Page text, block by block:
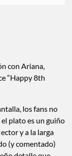
con Ariana,
“Happy 8th
los fans no
plato es un guiño
y a la larga
(y comentado)